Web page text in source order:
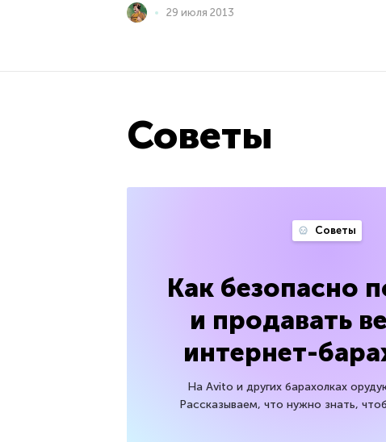
29 июля 2013
Советы
Советы
Как безопасно
и продавать
интернет-
На Avito и других барахолках
Рассказываем, что нужно знать,